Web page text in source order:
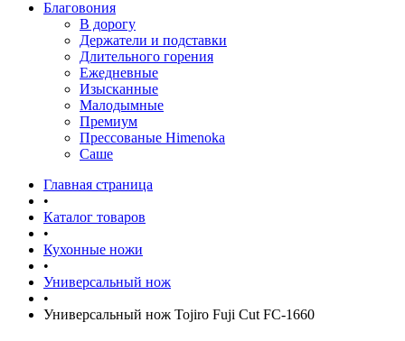
Благовония
В дорогу
Держатели и подставки
Длительного горения
Ежедневные
Изысканные
Малодымные
Премиум
Прессованые Himenoka
Саше
Главная страница
•
Каталог товаров
•
Кухонные ножи
•
Универсальный нож
•
Универсальный нож Tojiro Fuji Cut FC-1660